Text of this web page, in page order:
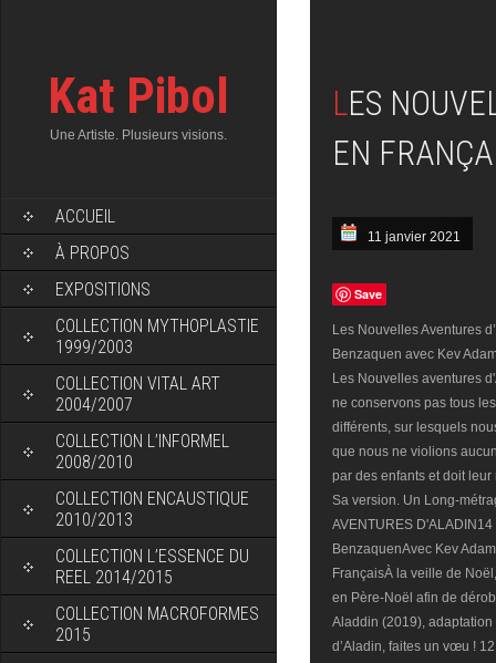
Kat Pibol
Une Artiste. Plusieurs visions.
ACCUEIL
À PROPOS
EXPOSITIONS
COLLECTION MYTHOPLASTIE
1999/2003
COLLECTION VITAL ART
2004/2007
COLLECTION L’INFORMEL
2008/2010
COLLECTION ENCAUSTIQUE
2010/2013
COLLECTION L’ESSENCE DU
REEL 2014/2015
COLLECTION MACROFORMES
2015
LES NOUVELLES AVENTURES D'ALADIN FILM COMPLET
EN
11 janvier 2021
Save
Les Nouvelles Aventures
Benzaquen avec Kev
Les Nouvelles aventures
ne conservons pas tous
différents, sur lesquels
que nous ne violions
par des enfants et doit leur
Sa version. Un Long-
AVENTURES
BenzaquenAvec Kev
FrançaisÀ la veille de
en Père-Noël afin de
Aladdin (2019), adaptation
d’Aladin, faites un vœu !